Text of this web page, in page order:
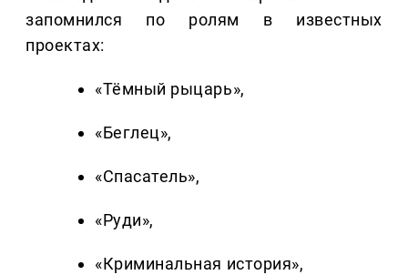
запомнился по ролям в известных
проектах:
«Тёмный рыцарь»,
«Беглец»,
«Спасатель»,
«Руди»,
«Криминальная история»,